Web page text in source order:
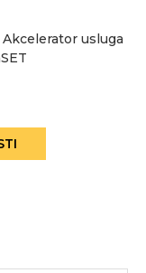
usluga